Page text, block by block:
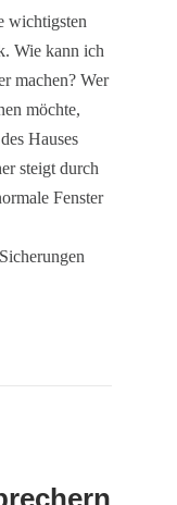
wichtigsten
Wie kann ich
machen? Wer
möchte,
Hauses
steigt durch
Fenster